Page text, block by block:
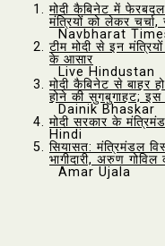
मोदी कैबिनेट में
मंत्रियों को लेकर
Navbharat
टीम मोदी से इन
के आसार
Live Hindustan
मोदी कैबिनेट से बाहर
होने की सुगबुगाहट;
Dainik Bhaskar
मोदी सरकार के
Hindi
सियासत: मंत्रिमंडल
भागीदारी, अरुण
Amar Ujala